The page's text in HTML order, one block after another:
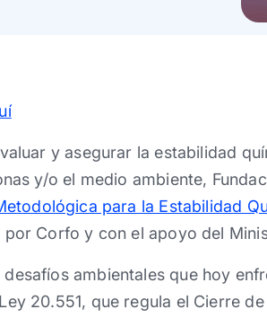
y asegurar la estabilidad
y/o el medio ambiente,
para la Estabilidad
Corfo y con el apoyo del
ambientales que hoy
20.551, que regula el Cierre